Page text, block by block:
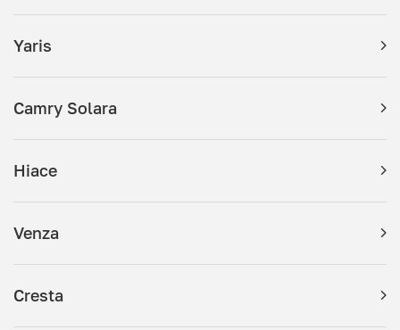
Yaris
Camry Solara
Hiace
Venza
Cresta